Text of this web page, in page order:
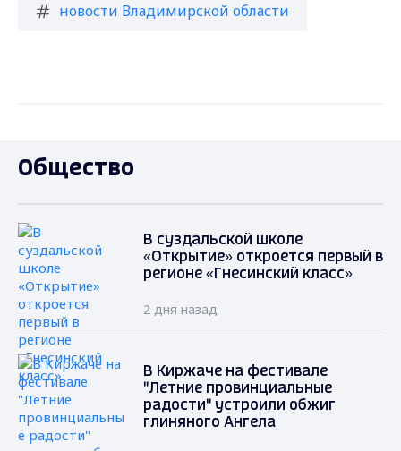
новости Владимирской области
Общество
В суздальской школе
«Открытие» откроется первый в
регионе «Гнесинский класс»
2 дня назад
В Киржаче на фестивале
"Летние провинциальные
радости" устроили обжиг
глиняного Ангела